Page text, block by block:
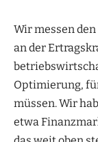
Wir messen
an der
Optimierung,
müssen. Wir
etwa